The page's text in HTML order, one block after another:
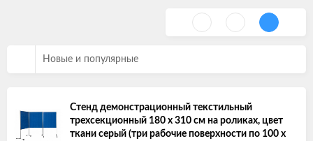
Новые и популярные
Стенд демонстрационный текстильный
трехсекционный 180 х 310 см на роликах, цвет
ткани серый (три рабочие поверхности по 100 х